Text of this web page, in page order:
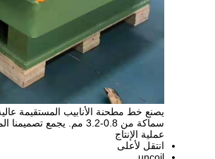
سماكة من 0.8-3.2 مم. يجمع تصميمنا المبتكر بين تقنية صنع الأنابيب المحلية والدولية المتقدمة لإنشاء خط إنتاج اقتصادي ولكنه عملي.
عملية الإنتاج
انتقل لأعلى